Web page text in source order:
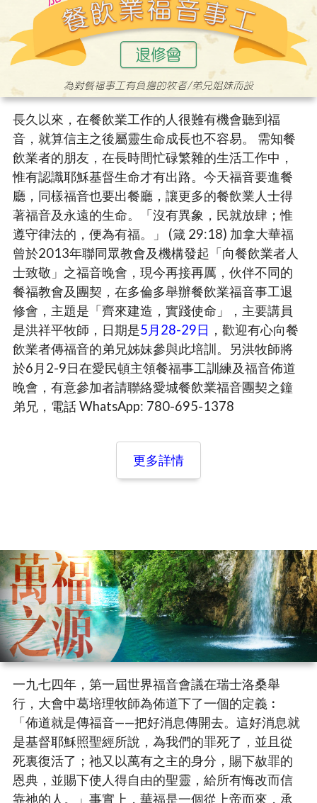
長久以來，在餐飲業工作的人很難有機會聽到福
音，就算信主之後屬靈生命成長也不容易。 需知餐
飲業者的朋友，在長時間忙碌繁雜的生活工作中，
惟有認識耶穌基督生命才有出路。今天福音要進餐
廳，同樣福音也要出餐廳，讓更多的餐飲業人士得
著福音及永遠的生命。「沒有異象，民就放肆；惟
遵守律法的，便為有福。」 (箴 29:18) 加拿大華福
曾於2013年聯同眾教會及機構發起「向餐飲業者人
士致敬」之福音晚會，現今再接再厲，伙伴不同的
餐福教會及團契，在多倫多舉辦餐飲業福音事工退
修會，主題是「齊來建造，實踐使命」，主要講員
是洪祥平牧師，日期是5月28-29日 ，歡迎有心向餐
飲業者傳福音的弟兄姊妹參與此培訓。另洪牧師將
於6月2-9日在愛民頓主領餐福事工訓練及福音佈道
晚會，有意參加者請聯絡愛城餐飲業福音團契之鐘
弟兄，電話 WhatsApp: 780-695-1378
更多詳情
一九七四年，第一屆世界福音會議在瑞士洛桑舉
行，大會中葛培理牧師為佈道下了一個的定義︰
「佈道就是傳福音——把好消息傳開去。這好消息就
是基督耶穌照聖經所說，為我們的罪死了，並且從
死裏復活了；祂又以萬有之主的身分，賜下赦罪的
恩典，並賜下使人得自由的聖靈，給所有悔改而信
靠祂的人。」事實上，華福是一個從上帝而來，承